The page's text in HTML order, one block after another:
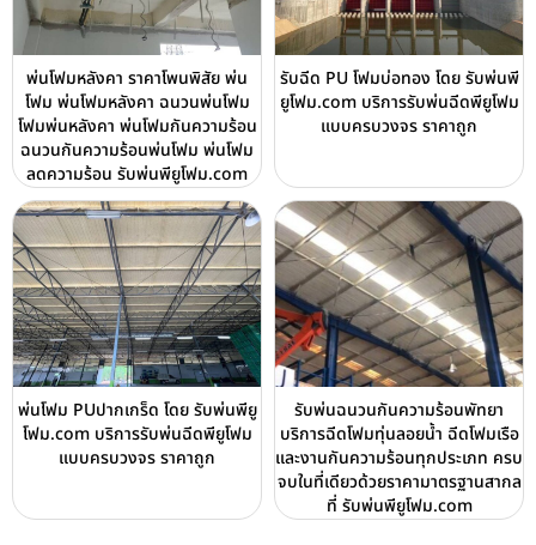
พ่นโฟมหลังคา ราคาโพนพิสัย พ่น
โฟม พ่นโฟมหลังคา ฉนวนพ่นโฟม
โฟมพ่นหลังคา พ่นโฟมกันความร้อน
ฉนวนกันความร้อนพ่นโฟม พ่นโฟม
ลดความร้อน รับพ่นพียูโฟม.com
รับฉีด PU โฟมบ่อทอง โดย รับพ่นพี
ยูโฟม.com บริการรับพ่นฉีดพียูโฟม
แบบครบวงจร ราคาถูก
พ่นโฟม PUปากเกร็ด โดย รับพ่นพียู
โฟม.com บริการรับพ่นฉีดพียูโฟม
แบบครบวงจร ราคาถูก
รับพ่นฉนวนกันความร้อนพัทยา
บริการฉีดโฟมทุ่นลอยน้ำ ฉีดโฟมเรือ
และงานกันความร้อนทุกประเภท ครบ
จบในที่เดียวด้วยราคามาตรฐานสากล
ที่ รับพ่นพียูโฟม.com